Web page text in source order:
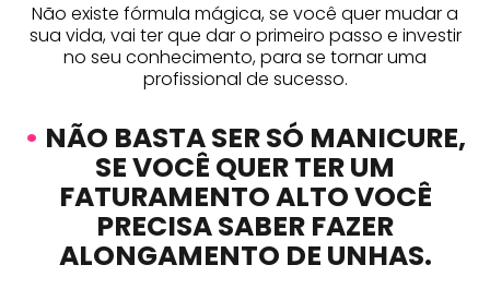
Não existe fórmula mágica, se você quer mudar a
sua vida, vai ter que dar o primeiro passo e investir
no seu conhecimento, para se tornar uma
profissional de sucesso.
• NÃO BASTA SER SÓ MANICURE,
SE VOCÊ QUER TER UM
FATURAMENTO ALTO VOCÊ
PRECISA SABER FAZER
ALONGAMENTO DE UNHAS.